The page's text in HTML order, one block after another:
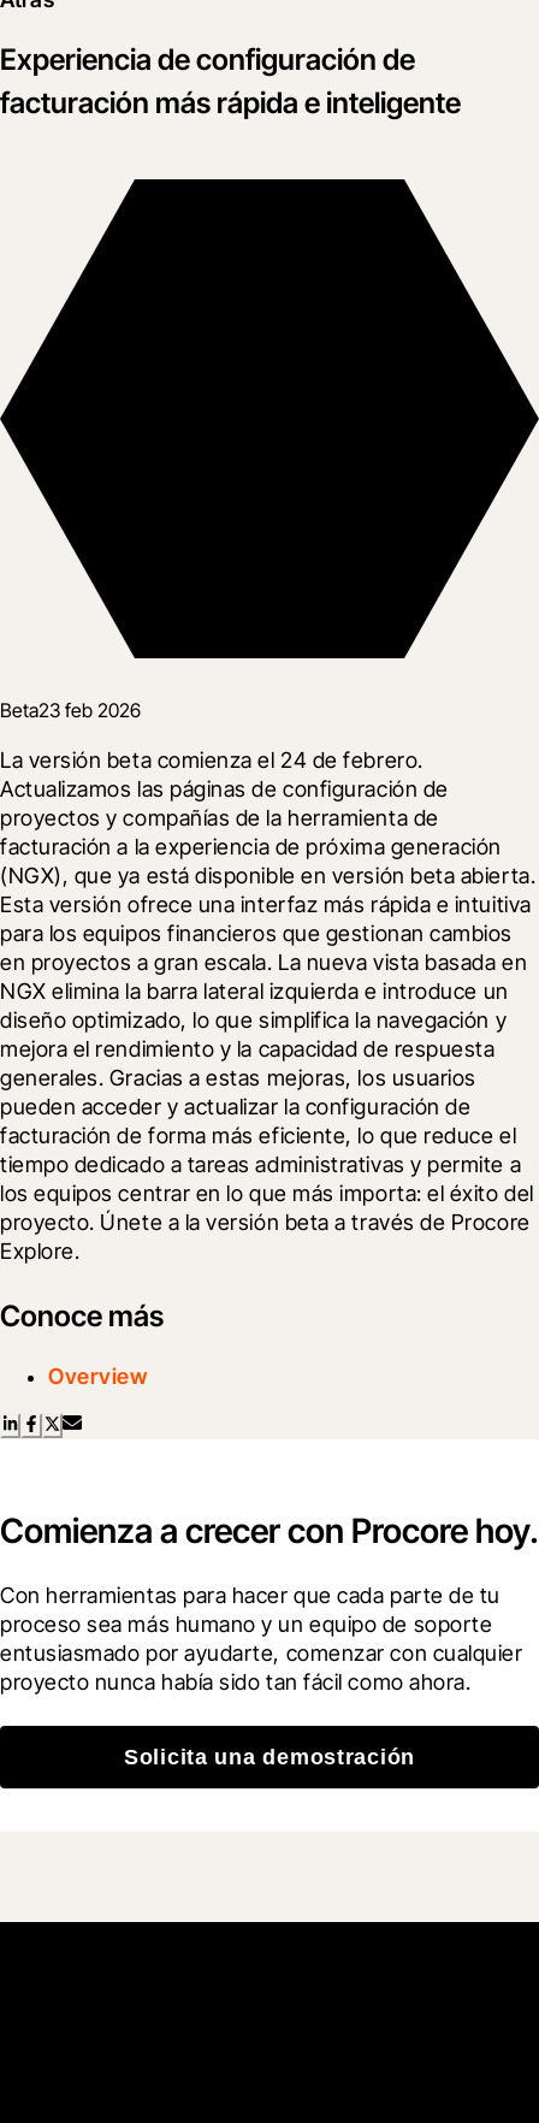
Experiencia de configuración de
facturación más rápida e inteligente
Beta23 feb 2026
La versión beta comienza el 24 de febrero.
Actualizamos las páginas de configuración de
proyectos y compañías de la herramienta de
facturación a la experiencia de próxima generación
(NGX), que ya está disponible en versión beta abierta.
Esta versión ofrece una interfaz más rápida e intuitiva
para los equipos financieros que gestionan cambios
en proyectos a gran escala. La nueva vista basada en
NGX elimina la barra lateral izquierda e introduce un
diseño optimizado, lo que simplifica la navegación y
mejora el rendimiento y la capacidad de respuesta
generales. Gracias a estas mejoras, los usuarios
pueden acceder y actualizar la configuración de
facturación de forma más eficiente, lo que reduce el
tiempo dedicado a tareas administrativas y permite a
los equipos centrar en lo que más importa: el éxito del
proyecto. Únete a la versión beta a través de Procore
Explore.
Conoce más
Overview
Comienza a crecer con Procore hoy.
Con herramientas para hacer que cada parte de tu
proceso sea más humano y un equipo de soporte
entusiasmado por ayudarte, comenzar con cualquier
proyecto nunca había sido tan fácil como ahora.
Solicita una demostración